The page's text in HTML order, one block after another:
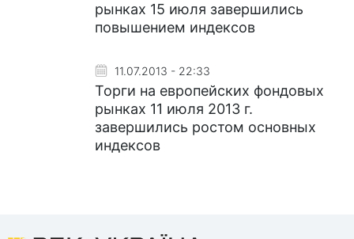
рынках 15 июля завершились
повышением индексов
11.07.2013 - 22:33
Торги на европейских фондовых
рынках 11 июля 2013 г.
завершились ростом основных
индексов